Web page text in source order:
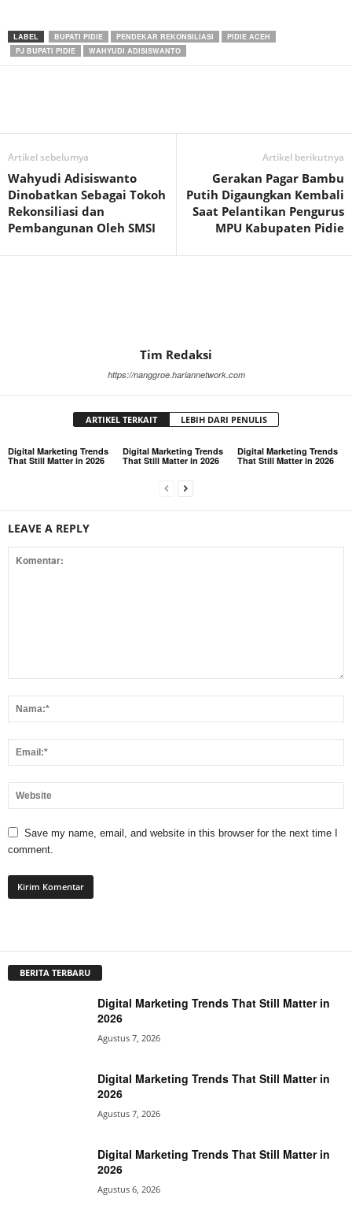
LABEL BUPATI PIDIE PENDEKAR REKONSILIASI
PIDIE ACEH
PJ BUPATI PIDIE
WAHYUDI ADISISWANTO
Artikel sebelumya
Wahyudi Adisiswanto
Dinobatkan Sebagai Tokoh
Rekonsiliasi dan
Pembangunan Oleh SMSI
Artikel berikutnya
Gerakan Pagar Bambu
Putih Digaungkan Kembali
Saat Pelantikan Pengurus
MPU Kabupaten Pidie
Tim Redaksi
https://nanggroe.hariannetwork.com
ARTIKEL TERKAIT LEBIH DARI PENULIS
Digital Marketing Trends
That Still Matter in 2026
Digital Marketing Trends
That Still Matter in 2026
Digital Marketing Trends
That Still Matter in 2026
LEAVE A REPLY
Save my name, email, and website in this browser for the next time I
comment.
BERITA TERBARU
Digital Marketing Trends That Still Matter in
2026
Agustus 7, 2026
Digital Marketing Trends That Still Matter in
2026
Agustus 7, 2026
Digital Marketing Trends That Still Matter in
2026
Agustus 6, 2026